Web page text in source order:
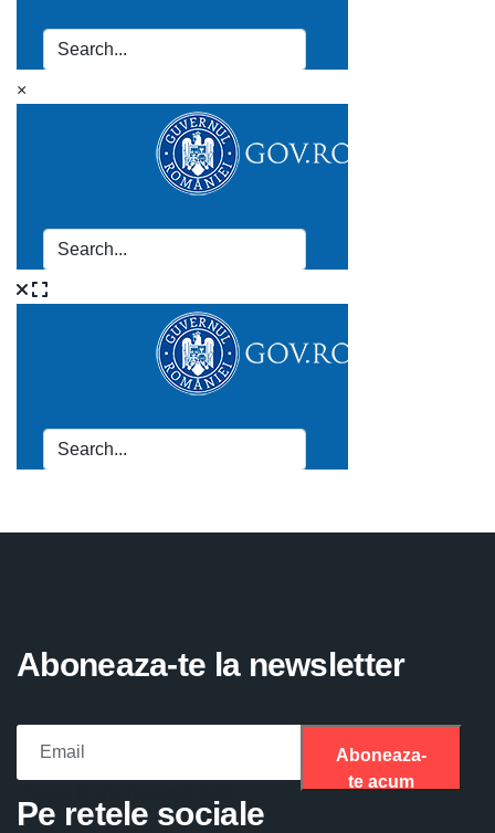
×
Aboneaza-te la newsletter
Aboneaza-
te acum
Pe retele sociale